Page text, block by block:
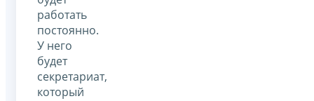
работать
постоянно.
У него
будет
секретариат,
который